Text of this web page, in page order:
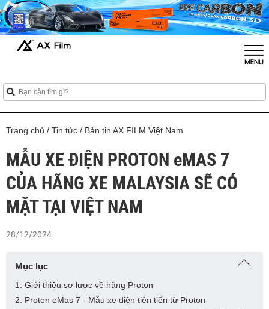
Trang chủ / Tin tức / Bản tin AX FILM Việt Nam
MẪU XE ĐIỆN PROTON eMAS 7
CỦA HÃNG XE MALAYSIA SẼ CÓ
MẶT TẠI VIỆT NAM
28/12/2024
Mục lục
1. Giới thiệu sơ lược về hãng Proton
2. Proton eMas 7 - Mẫu xe điện tiên tiến từ Proton